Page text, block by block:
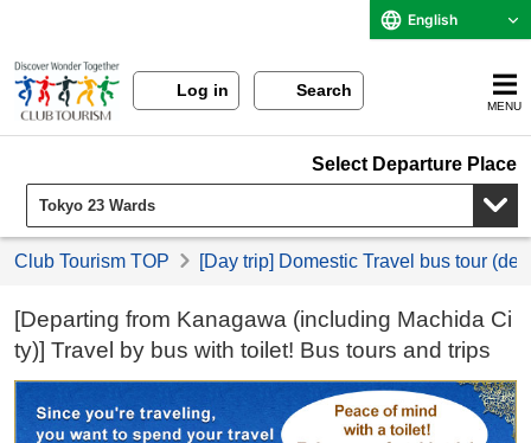
English
Log in Search
MENU
Select Departure Place
Club Tourism TOP [Day trip] Domestic Travel bus tour
[Departing from Kanagawa (including Machida Ci
ty)] Travel by bus with toilet! Bus tours and trips